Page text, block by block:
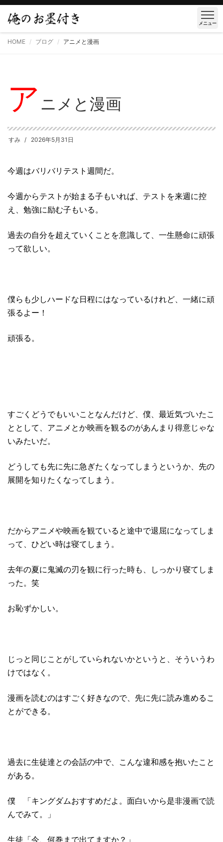
メニュー
HOME ブログ アニメと漫画
ア ニメと漫画
すみ 2026年5月31日
今週はバリバリテスト週間だ。
今週からテストが始まる子もいれば、テストを来週に控
え、勉強に励む子もいる。
過去の自分を超えていくことを意識して、一生懸命に頑張
って欲しい。
僕らも少しハードな日程にはなっているけれど、一緒に頑
張るよー！
頑張る。
すごくどうでもいいことなんだけど、僕、最近気づいたこ
ととして、アニメとか映画を観るのがあんまり得意じゃな
いみたいだ。
どうしても先に先に急ぎたくなってしまうというか、先の
展開を知りたくなってしまう。
だからアニメや映画を観ていると途中で退屈になってしま
って、ひどい時は寝てしまう。
去年の夏に鬼滅の刃を観に行った時も、しっかり寝てしま
った。笑
お恥ずかしい。
じっと同じことがしていられないかというと、そういうわ
けではなく。
漫画を読むのはすごく好きなので、先に先に読み進めるこ
とができる。
過去に生徒達との会話の中で、こんな違和感を抱いたこと
がある。
僕 「キングダムおすすめだよ。面白いから是非漫画で読
んでみて。」
生徒「今、何巻まで出てますか？」